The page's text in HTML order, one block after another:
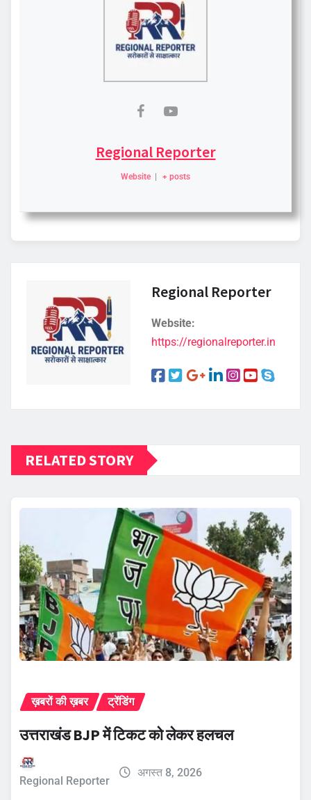
Regional Reporter
Website + posts
Regional Reporter
Website:
https://regionalreporter.in
RELATED STORY
ख़बरों की ख़बर ट्रेंडिंग
उत्तराखंड BJP में टिकट को लेकर हलचल
Regional Reporter
अगस्त 8, 2026